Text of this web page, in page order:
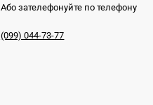
Або зателефонуйте по телефону
(099) 044-73-77